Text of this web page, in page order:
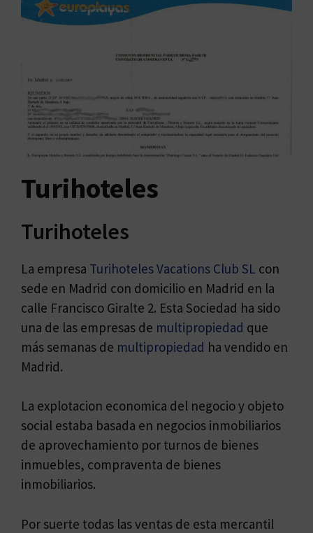
Turihoteles
Turihoteles
La empresa Turihoteles Vacations Club SL con
sede en Madrid con domicilio en Madrid en la
calle Francisco Giralte 2. Esta Sociedad ha sido
una de las empresas de multipropiedad que
más semanas de multipropiedad ha vendido en
Madrid.
La explotacion economica del negocio y objeto
social estaba basada en negocios inmobiliarios
de aprovechamiento por turnos de bienes
inmuebles, compraventa de bienes
inmobiliarios.
Por suerte todas las ventas de esta mercantil